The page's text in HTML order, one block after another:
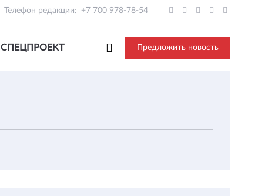
Телефон редакции: +7 700 978-78-54
СПЕЦПРОЕКТ Предложить новость